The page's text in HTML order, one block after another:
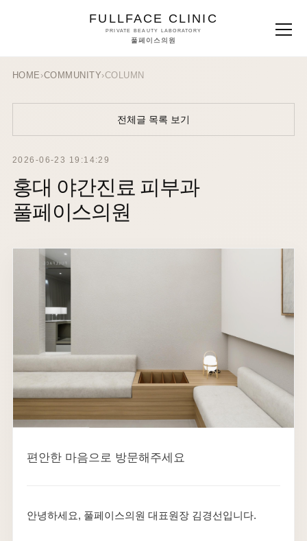
FULLFACE CLINIC
PRIVATE BEAUTY LABORATORY
풀페이스의원
HOME ›COMMUNITY›COLUMN
전체글 목록 보기
2026-06-23 19:14:29
홍대 야간진료 피부과
풀페이스의원
편안한 마음으로 방문해주세요
안녕하세요, 풀페이스의원 대표원장 김경선입니다.